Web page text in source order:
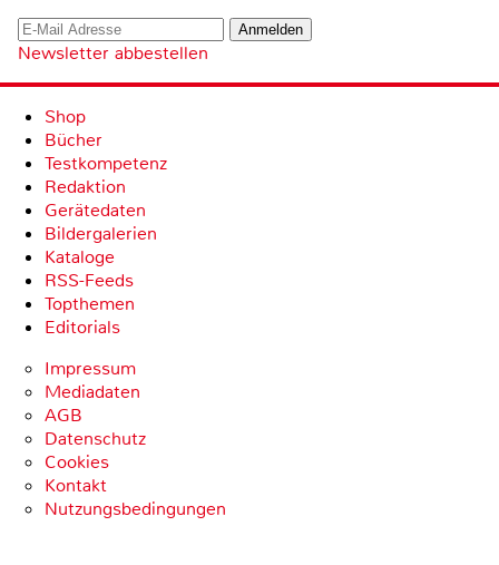
Newsletter abbestellen
Shop
Bücher
Testkompetenz
Redaktion
Gerätedaten
Bildergalerien
Kataloge
RSS-Feeds
Topthemen
Editorials
Impressum
Mediadaten
AGB
Datenschutz
Cookies
Kontakt
Nutzungsbedingungen